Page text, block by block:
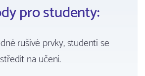
pro studenty:
rušivé prvky, studenti se
na učení.